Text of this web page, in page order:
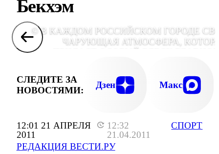
12:01 21 АПРЕЛЯ
2011
12:32
21.04.2011
РЕДАКЦИЯ ВЕСТИ.РУ
СПОРТ
Бекхэм
© В КАЖДОМ РОССИЙСКОМ ГОРОДЕ
ЧАРУЮЩАЯ АТМОСФЕРА,
ПРИДАСТ ОСОБЫЙ БЛЕСК
СОПЕРНИКИ УВЕРЕНЫ В СВОИХ
ДЭВИД БЭКХЕМ, НАПРИМЕР,
ПОБЕДЕ АНГЛИИ. ОН ВНОВЬ
СЛЕДИТЕ ЗА
НОВОСТЯМИ:
Дзен Макс